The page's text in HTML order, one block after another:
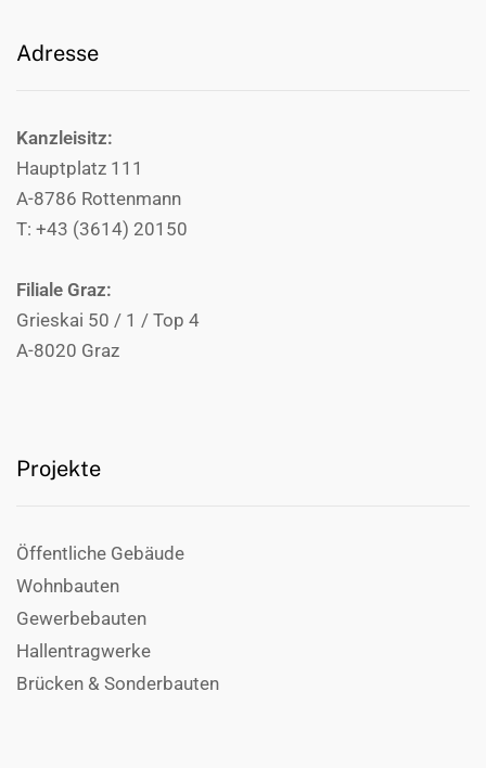
Adresse
Kanzleisitz:
Hauptplatz 111
A-8786 Rottenmann
T: +43 (3614) 20150
Filiale Graz:
Grieskai 50 / 1 / Top 4
A-8020 Graz
Projekte
Öffentliche Gebäude
Wohnbauten
Gewerbebauten
Hallentragwerke
Brücken & Sonderbauten